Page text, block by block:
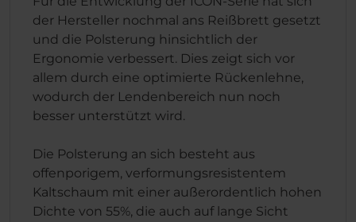
der Hersteller nochmal ans Reißbrett gesetzt
und die Polsterung hinsichtlich der
Ergonomie verbessert. Dies zeigt sich vor
allem durch eine optimierte Rückenlehne,
wodurch der Lendenbereich nun noch
besser unterstützt wird.
Die Polsterung an sich besteht aus
offenporigem, verformungsresistentem
Kaltschaum mit einer außerordentlich hohen
Dichte von 55%, die auch auf lange Sicht